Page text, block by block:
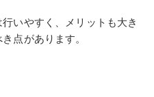
いやすく、メリットも大き
点があります。